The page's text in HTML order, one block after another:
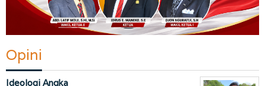
Opini
Ideologi Angka